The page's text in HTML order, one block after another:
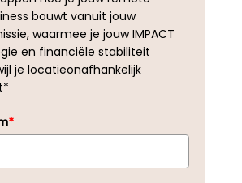
bouwt vanuit jouw
waarmee je jouw IMPACT
en financiële stabiliteit
je locatieonafhankelijk
*